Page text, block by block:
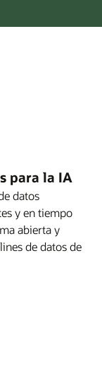
para la IA
datos
y en tiempo
abierta y
de datos de